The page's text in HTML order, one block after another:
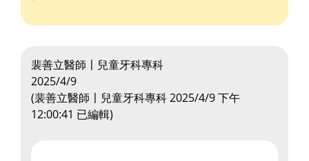
裴善立醫師〡兒童牙科專科
2025/4/9
(裴善立醫師〡兒童牙科專科2025/4/9 下午
12:00:41 已編輯)